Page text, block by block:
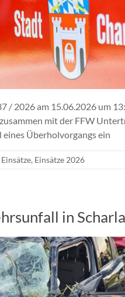
/ 2026 am 15.06.2026 um
mit der FFW
Überholvorgangs ein
Einsätze, Einsätze 2026
in